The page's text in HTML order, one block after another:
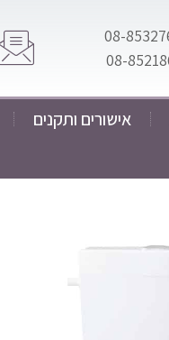
אישורים ותקנים